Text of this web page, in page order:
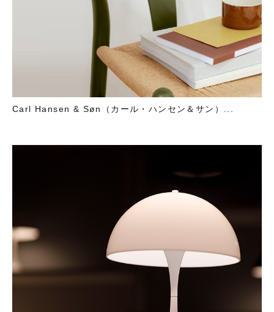
Carl Hansen & Søn（カール・ハンセン＆サン）...